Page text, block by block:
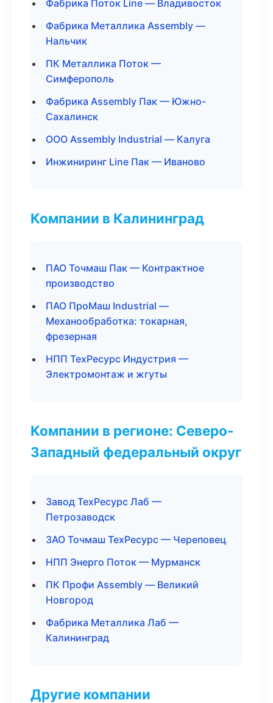
Фабрика Поток Line — Владивосток
Фабрика Металлика Assembly —
Нальчик
ПК Металлика Поток —
Симферополь
Фабрика Assembly Пак — Южно-
Сахалинск
ООО Assembly Industrial — Калуга
Инжиниринг Line Пак — Иваново
Компании в Калининград
ПАО Точмаш Пак — Контрактное
производство
ПАО ПроМаш Industrial —
Механообработка: токарная,
фрезерная
НПП ТехРесурс Индустрия —
Электромонтаж и жгуты
Компании в регионе: Северо-
Западный федеральный округ
Завод ТехРесурс Лаб —
Петрозаводск
ЗАО Точмаш ТехРесурс — Череповец
НПП Энерго Поток — Мурманск
ПК Профи Assembly — Великий
Новгород
Фабрика Металлика Лаб —
Калининград
Другие компании